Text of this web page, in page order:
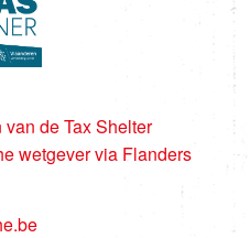
de Tax Shelter
wetgever via Flanders